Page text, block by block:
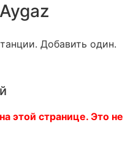
Добавить один.
этой странице. Это не